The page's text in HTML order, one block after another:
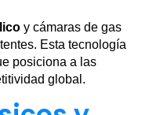
y cámaras de gas
Esta tecnología
posiciona a las
global.